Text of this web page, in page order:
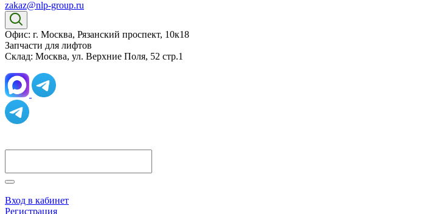
zakaz@nlp-group.ru
Офис: г. Москва, Рязанский проспект, 10к18
Запчасти для лифтов
Склад: Москва, ул. Верхние Поля, 52 стр.1
Вход в кабинет
Регистрация